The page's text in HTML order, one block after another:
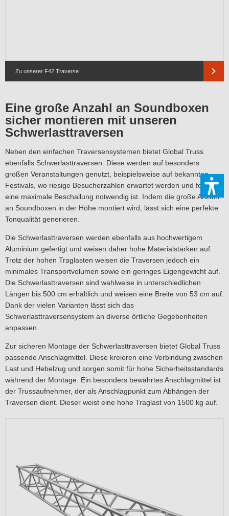
Zu unserer F42 Traverse
Eine große Anzahl an Soundboxen
sicher montieren mit unseren
Schwerlasttraversen
Neben den einfachen Traversensystemen bietet Global Truss
ebenfalls Schwerlasttraversen. Diese werden auf besonders
großen Veranstaltungen genutzt, beispielsweise auf bekannten
Festivals, wo riesige Besucherzahlen erwartet werden und folglich
eine maximale Beschallung notwendig ist. Indem die große Anzahl
an Soundboxen in der Höhe montiert wird, lässt sich eine perfekte
Tonqualität generieren.
Die Schwerlasttraversen werden ebenfalls aus hochwertigem
Aluminium gefertigt und weisen daher hohe Materialstärken auf.
Trotz der hohen Traglasten weisen die Traversen jedoch ein
minimales Transportvolumen sowie ein geringes Eigengewicht auf.
Die Schwerlasttraversen sind wahlweise in unterschiedlichen
Längen bis 500 cm erhältlich und weisen eine Breite von 53 cm auf.
Dank der vielen Varianten lässt sich das
Schwerlasttraversensystem an diverse örtliche Gegebenheiten
anpassen.
Zur sicheren Montage der Schwerlasttraversen bietet Global Truss
passende Anschlagmittel. Diese kreieren eine Verbindung zwischen
Last und Hebelzug und sorgen somit für hohe Sicherheitsstandards
während der Montage. Ein besonders bewährtes Anschlagmittel ist
der Trussaufnehmer, der als Anschlagpunkt zum Abhängen der
Traversen dient. Dieser weist eine hohe Traglast von 1500 kg auf.